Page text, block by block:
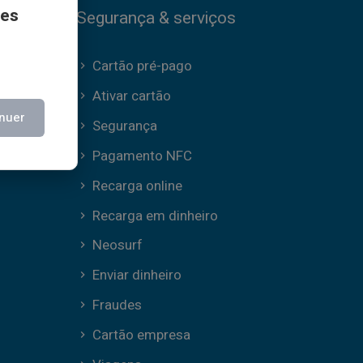
Segurança & serviços
Cartão pré-pago
Ativar cartão
Segurança
Pagamento NFC
Recarga online
Recarga em dinheiro
Neosurf
Enviar dinheiro
Fraudes
Cartão empresa